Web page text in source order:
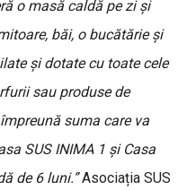
o masă caldă pe zi și
băi, o bucătărie și
și dotate cu toate cele
sau produse de
suma care va
SUS INIMA 1 și Casa
de 6 luni.”Asociația SUS